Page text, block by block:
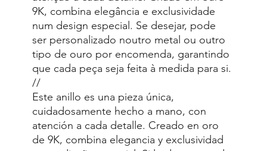
9K, combina elegância e exclusividade
num design especial. Se desejar, pode
ser personalizado noutro metal ou outro
tipo de ouro por encomenda, garantindo
que cada peça seja feita à medida para si.
//
Este anillo es una pieza única,
cuidadosamente hecho a mano, con
atención a cada detalle. Creado en oro
de 9K, combina elegancia y exclusividad